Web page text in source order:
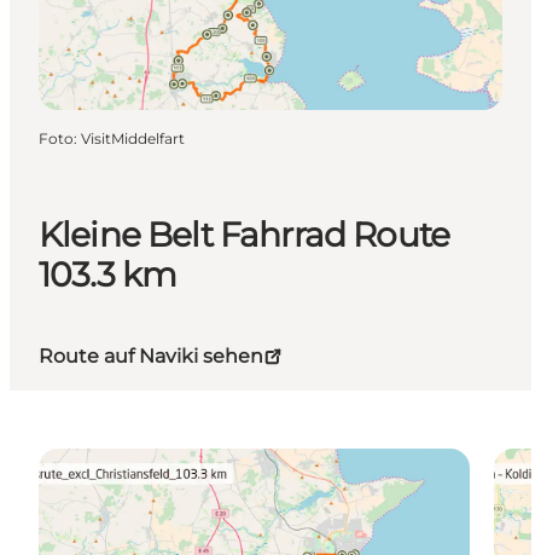
Kleine Belt Fahrrad Route
103.3 km
Route auf Naviki sehen
Foto: VisitMiddelfart